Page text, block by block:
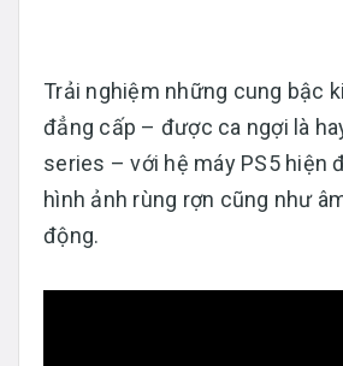
Trải nghiệm những cung bậc
đẳng cấp – được ca ngợi là
series – với hệ máy PS5 hiện
hình ảnh rùng rợn cũng như
động.